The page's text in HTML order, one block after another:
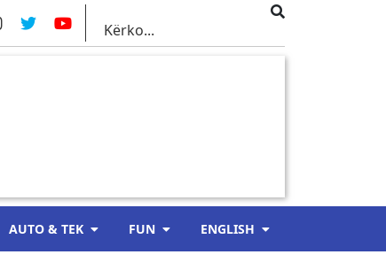
AUTO & TEK FUN ENGLISH